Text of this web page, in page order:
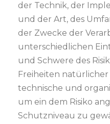
der Technik, der
und der Art, des
der Zwecke der
unterschiedlichen
und Schwere des
Freiheiten
technische und
um ein dem Risiko
Schutzniveau zu